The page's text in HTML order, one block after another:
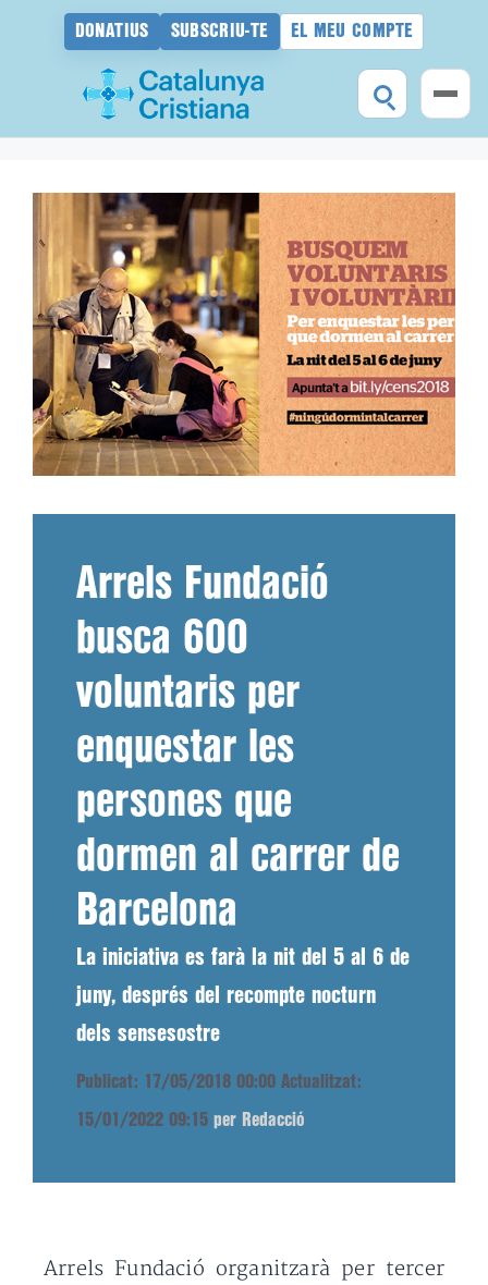
DONATIUS SUBSCRIU-TE EL MEU COMPTE
Arrels Fundació
busca 600
voluntaris per
enquestar les
persones que
dormen al carrer de
Barcelona
La iniciativa es farà la nit del 5 al 6 de
juny, després del recompte nocturn
dels sensesostre
Publicat: 17/05/2018 00:00 Actualitzat:
15/01/2022 09:15 per Redacció
Arrels Fundació organitzarà per tercer